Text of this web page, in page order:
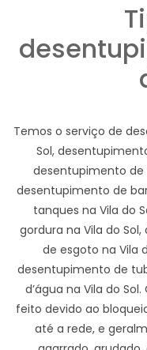
Temos o serviço de
Sol,
desentupimento de
desentupimento de
tanques na Vila do
gordura na Vila do
de esgoto na Vila
desentupimento de
d’água na Vila do
feito devido ao
até a rede, e